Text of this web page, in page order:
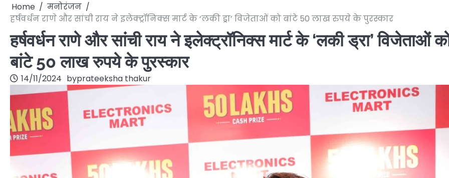
Home
मनोरंजन
हर्षवर्धन राणे और सांची राय ने इलेक्ट्रॉनिक्स मार्ट के ‘लकी ड्रा’ विजेताओं को बांटे 50 लाख रुपये के पुरस्कार
हर्षवर्धन राणे और सांची राय ने इलेक्ट्रॉनिक्स मार्ट के ‘लकी ड्रा’ विजेताओं
बांटे 50 लाख रुपये के पुरस्कार
14/11/2024 byprateeksha thakur